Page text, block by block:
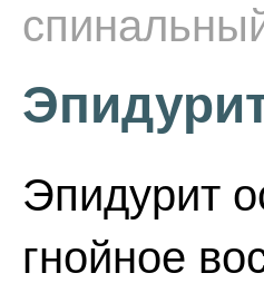
Эпидурит
гнойное